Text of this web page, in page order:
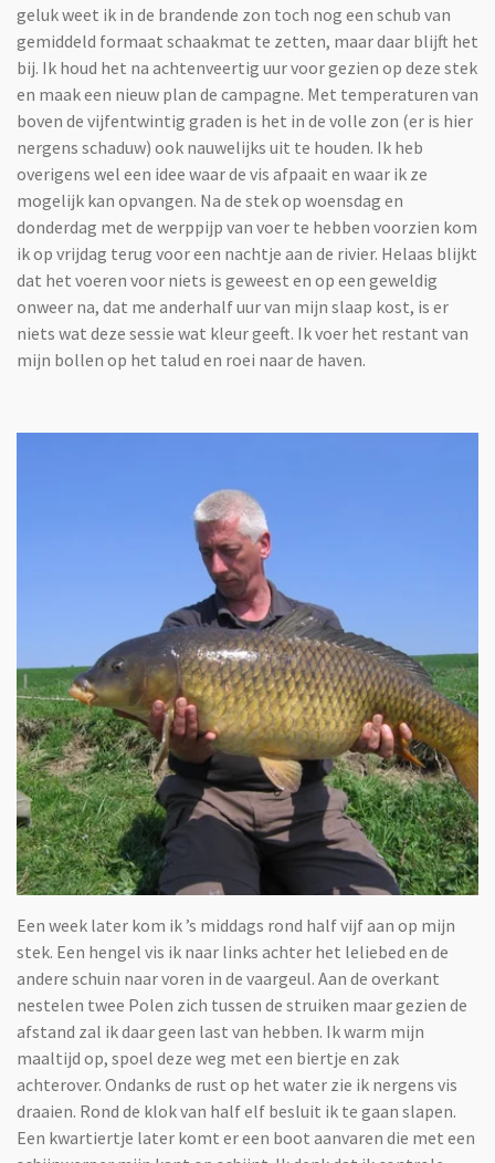
geluk weet ik in de brandende zon toch nog een schub van
gemiddeld formaat schaakmat te zetten, maar daar blijft het
bij. Ik houd het na achtenveertig uur voor gezien op deze stek
en maak een nieuw plan de campagne. Met temperaturen van
boven de vijfentwintig graden is het in de volle zon (er is hier
nergens schaduw) ook nauwelijks uit te houden. Ik heb
overigens wel een idee waar de vis afpaait en waar ik ze
mogelijk kan opvangen. Na de stek op woensdag en
donderdag met de werppijp van voer te hebben voorzien kom
ik op vrijdag terug voor een nachtje aan de rivier. Helaas blijkt
dat het voeren voor niets is geweest en op een geweldig
onweer na, dat me anderhalf uur van mijn slaap kost, is er
niets wat deze sessie wat kleur geeft. Ik voer het restant van
mijn bollen op het talud en roei naar de haven.
Een week later kom ik ’s middags rond half vijf aan op mijn
stek. Een hengel vis ik naar links achter het leliebed en de
andere schuin naar voren in de vaargeul. Aan de overkant
nestelen twee Polen zich tussen de struiken maar gezien de
afstand zal ik daar geen last van hebben. Ik warm mijn
maaltijd op, spoel deze weg met een biertje en zak
achterover. Ondanks de rust op het water zie ik nergens vis
draaien. Rond de klok van half elf besluit ik te gaan slapen.
Een kwartiertje later komt er een boot aanvaren die met een